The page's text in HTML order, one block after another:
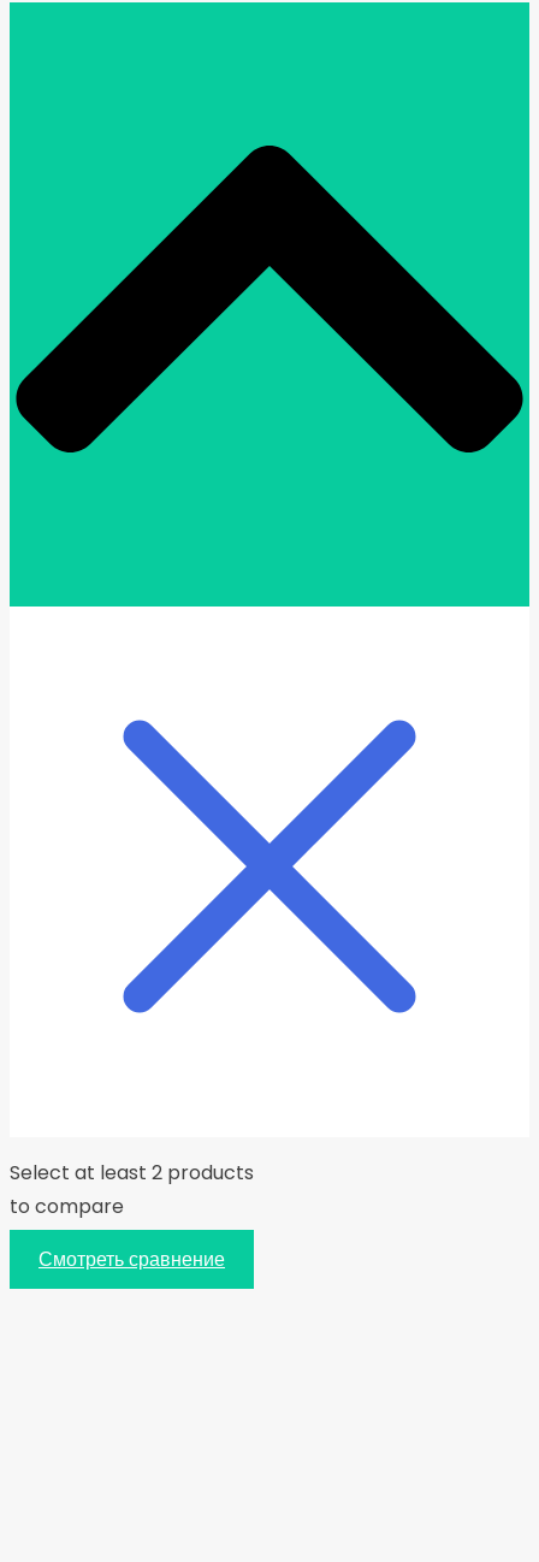
Select at least 2 products
to compare
Смотреть сравнение